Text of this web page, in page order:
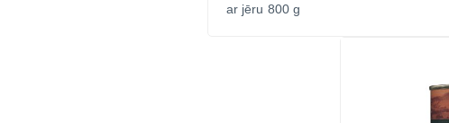
ar jēru 800 g